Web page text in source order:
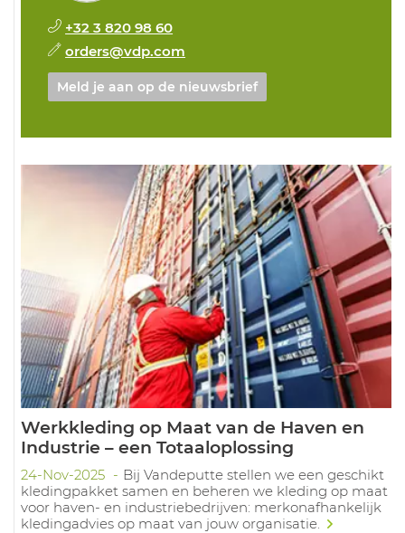
+32 3 820 98 60
orders@vdp.com
Meld je aan op de nieuwsbrief
Werkkleding op Maat van de Haven en
Industrie – een Totaaloplossing
24-Nov-2025
Bij Vandeputte stellen we een geschikt
kledingpakket samen en beheren we kleding op maat
voor haven- en industriebedrijven: merkonafhankelijk
kledingadvies op maat van jouw organisatie.